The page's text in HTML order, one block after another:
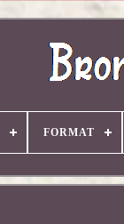
FORMAT